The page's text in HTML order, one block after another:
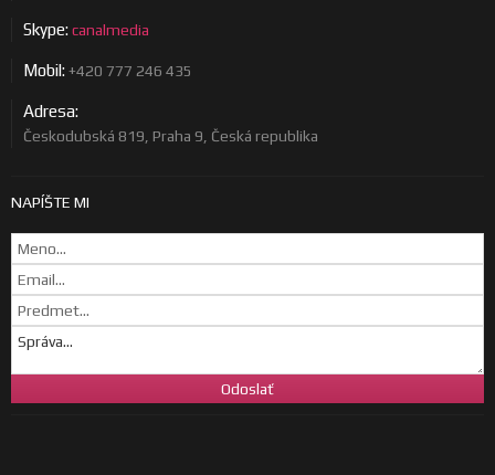
Skype:canalmedia
Mobil:+420 777 246 435
Adresa:
Českodubská 819, Praha 9, Česká republika
NAPÍŠTE MI